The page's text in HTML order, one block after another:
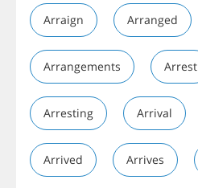
Arraign Arranged
Arrangements Arrest
Arresting Arrival
Arrived Arrives